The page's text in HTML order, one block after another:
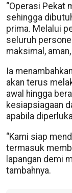
“Operasi Pekat
sehingga
prima. Melalui
seluruh
maksimal,
Ia
akan terus
awal hingga
kesiapsiagaan
apabila
“Kami siap
termasuk
lapangan demi
tambahnya.